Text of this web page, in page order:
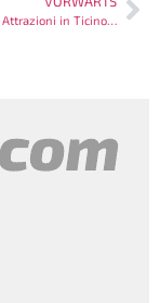
Le Migliori Top Attrazioni in Ticino da Non Perdere